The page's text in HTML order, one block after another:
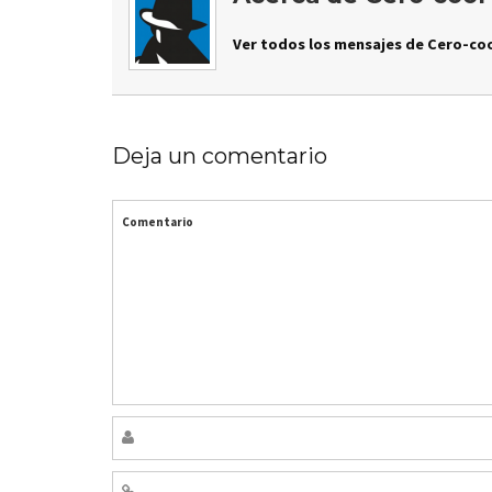
Ver todos los mensajes de Cero-
Deja un comentario
Comentario